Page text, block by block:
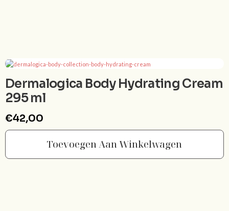
Dermalogica Body Hydrating Cream
295 ml
€42,00
Toevoegen Aan Winkelwagen